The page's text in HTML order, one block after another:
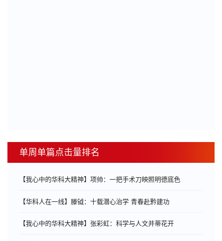
单周单篇点击量排名
【我心中的华科大精神】项帅：一把手术刀映照明德底色
【华科人在一线】滕钺：十载潜心治学 青春赴黔建功
【我心中的华科大精神】张彩虹：科学与人文并蒂花开